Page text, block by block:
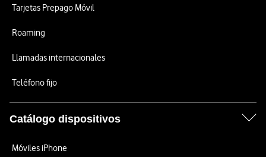
Tarjetas Prepago Móvil
Roaming
Llamadas internacionales
Teléfono fijo
Catálogo dispositivos
Móviles iPhone